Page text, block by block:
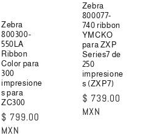
Zebra
800300-
550LA
Ribbon
Color para
300
impresione
s para
ZC300
Precio
habitual
$ 799.00
MXN
Zebra
800077-
740 ribbon
YMCKO
para ZXP
Series7 de
250
impresione
s (ZXP7)
Precio
habitual
$ 739.00
MXN